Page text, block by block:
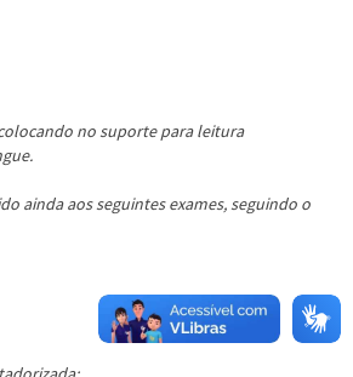
no suporte para leitura
ainda aos seguintes exames, seguindo o